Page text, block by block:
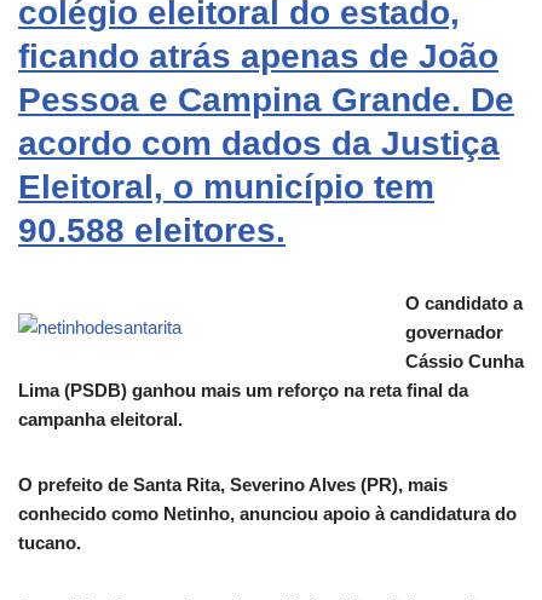
colégio eleitoral do estado,
ficando atrás apenas de João
Pessoa e Campina Grande. De
acordo com dados da Justiça
Eleitoral, o município tem
90.588 eleitores.
O candidato a
governador
Cássio Cunha
Lima (PSDB) ganhou mais um reforço na reta final da
campanha eleitoral.
O prefeito de Santa Rita, Severino Alves (PR), mais
conhecido como Netinho, anunciou apoio à candidatura do
tucano.